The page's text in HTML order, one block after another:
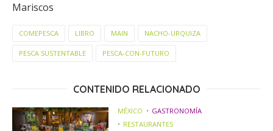
Mariscos
COMEPESCA LIBRO MAIN NACHO-URQUIZA
PESCA SUSTENTABLE PESCA-CON-FUTURO
CONTENIDO RELACIONADO
MÉXICO
GASTRONOMÍA
RESTAURANTES